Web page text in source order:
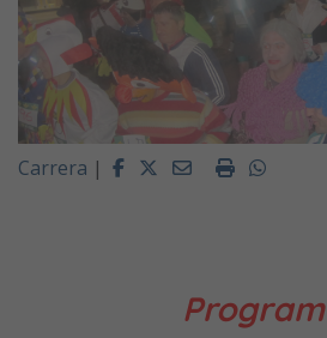
Carrera | FacebookTwitterEmailImprimir